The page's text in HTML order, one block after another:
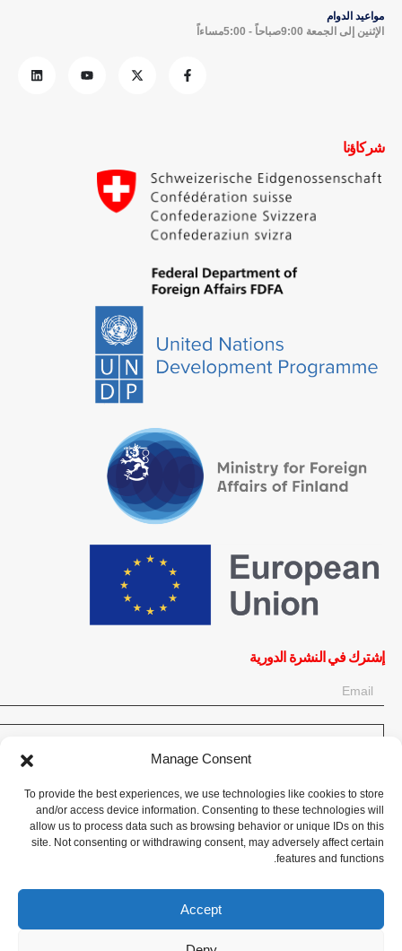
Manage Consent
To provide the best experiences, we use technologies like cookies to store
and/or access device information. Consenting to these technologies will
allow us to process data such as browsing behavior or unique IDs on this
site. Not consenting or withdrawing consent, may adversely affect certain
features and functions.
Accept
مواعيد الدوام
الإثنين إلى الجمعة 9:00صباحاً - 5:00مساءاً
شركاؤنا
إشترك في النشرة الدورية
على النشرة الإخبارية:
تبرع الآن